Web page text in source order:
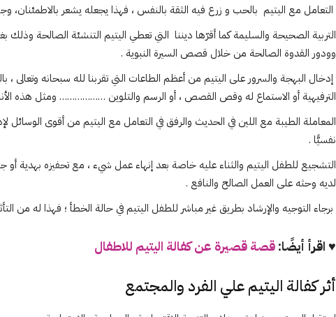
التعامل مع اليتيم بالحب و زرع فيه الثقة بالنفس ، فهذا يجعله يشعر بالاطمئنان،
التربية الصحيحة والسليمة كما أقرّها ديننا التي تعطي اليتيم التنشئة الصالحة وذلك
وودور القدوة الصالحة من خلال قصص السيرة النبوية .
إدخال البهجة والسرور على اليتيم من أعظم الطاعات التي تقربنا لله سبحانه وتعالى ،
الترفيهية أو الاستماع له وقص القصص ، أو الرسم والتلوين ……………… ومثل هذه
المعاملة الطيبة مع اللين في الحديث والرفق في التعامل مع اليتيم من أقوى الوسائل
نفسيًّا .
التشجيع للطفل اليتيم والثناء عليه خاصة بعد إنهاء عمل شيء ، مع تحفيزه بهدية أو
لديه وحثه على العمل الصالح والنافع .
برجاء التوجيه والإرشاد بطريق غير مباشر للطفل اليتيم في حالة الخطأ ؛ فهذا له من
♥ اقرأ أيضًا:قصة قصيرة عن كفالة اليتيم للاطفال
أثر كفالة اليتيم علي الفرد والمجتمع